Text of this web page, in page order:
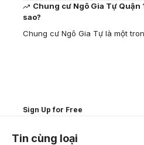
Chung cư Ngô Gia Tự Quận
sao?
Chung cư Ngô Gia Tự là một
Sign Up for Free
Tin cùng loại